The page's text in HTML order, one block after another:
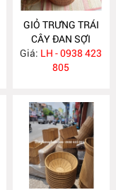
GIỎ TRƯNG TRÁI
CÂY ĐAN SỢI
NHỰA TRÒN
NH396
Giá: LH - 0938 423
805